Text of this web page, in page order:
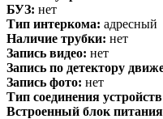
БУЗ: нет
Тип интеркома: адресный
Наличие трубки: нет
Запись видео: нет
Запись по детектору
Запись фото: нет
Тип соединения
Встроенный блок